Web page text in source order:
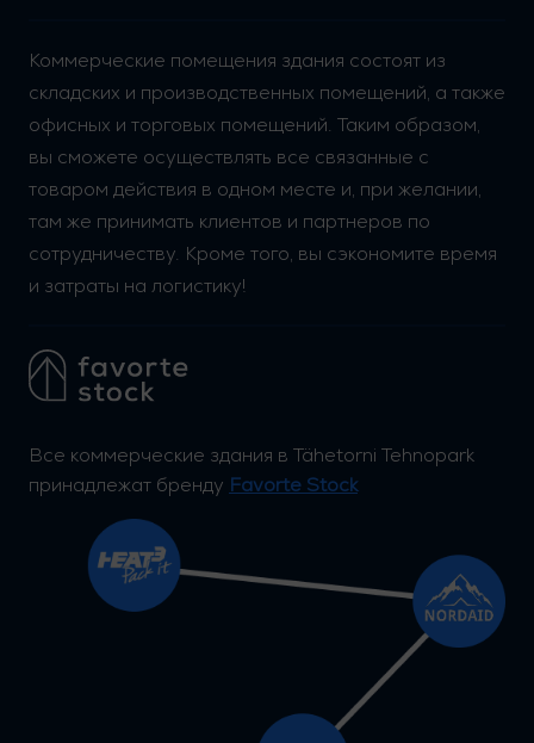
Коммерческие помещения здания состоят из
складских и производственных помещений, а также
офисных и торговых помещений. Таким образом,
вы сможете осуществлять все связанные с
товаром действия в одном месте и, при желании,
там же принимать клиентов и партнеров по
сотрудничеству. Кроме того, вы сэкономите время
и затраты на логистику!
Все коммерческие здания в Tähetorni Tehnopark
принадлежат бренду Favorte Stock